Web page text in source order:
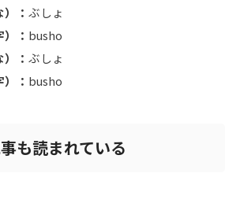
： ぶしょ
： busho
： ぶしょ
： busho
も読まれている